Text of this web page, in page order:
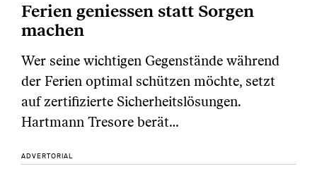
Ferien geniessen statt Sorgen
machen
Wer seine wichtigen Gegenstände während
der Ferien optimal schützen möchte, setzt
auf zertifizierte Sicherheitslösungen.
Hartmann Tresore berät…
ADVERTORIAL